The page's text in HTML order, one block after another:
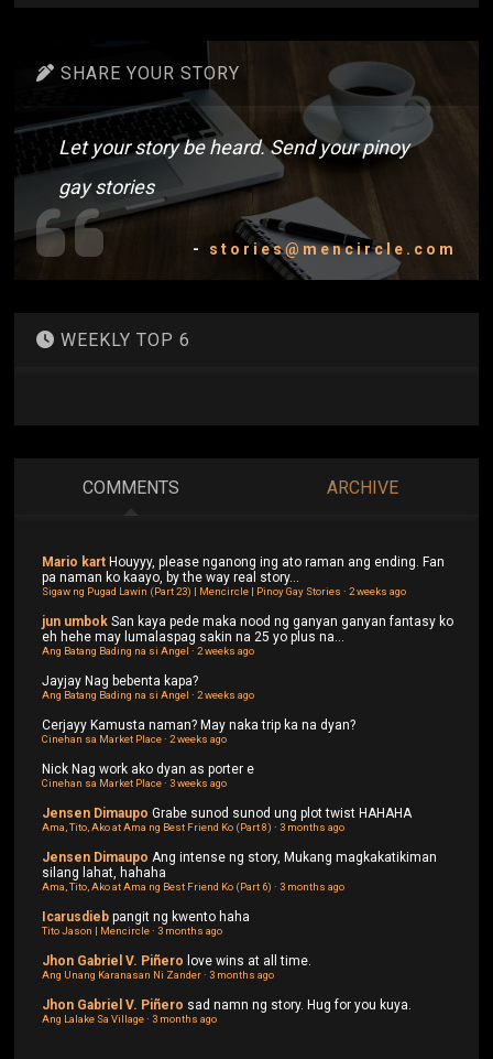
SHARE YOUR STORY
Let your story be heard. Send your pinoy
gay stories
- stories@mencircle.com
WEEKLY TOP 6
COMMENTS ARCHIVE
Mario kart Houyyy, please nganong ing ato raman ang ending. Fan
pa naman ko kaayo, by the way real story...
Sigaw ng Pugad Lawin (Part 23) | Mencircle | Pinoy Gay Stories ·2 weeks ago
jun umbok San kaya pede maka nood ng ganyan ganyan fantasy ko
eh hehe may lumalaspag sakin na 25 yo plus na...
Ang Batang Bading na si Angel ·2 weeks ago
JayjayNag bebenta kapa?
Ang Batang Bading na si Angel ·2 weeks ago
CerjayyKamusta naman? May naka trip ka na dyan?
Cinehan sa Market Place·2 weeks ago
NickNag work ako dyan as porter e
Cinehan sa Market Place·3 weeks ago
Jensen Dimaupo Grabe sunod sunod ung plot twist HAHAHA
Ama, Tito, Ako at Ama ng Best Friend Ko (Part 8) ·3 months ago
Jensen Dimaupo Ang intense ng story, Mukang magkakatikiman
silang lahat, hahaha
Ama, Tito, Ako at Ama ng Best Friend Ko (Part 6) ·3 months ago
Icarusdieb pangit ng kwento haha
Tito Jason | Mencircle·3 months ago
Jhon Gabriel V. Piñero love wins at all time.
Ang Unang Karanasan Ni Zander·3 months ago
Jhon Gabriel V. Piñero sad namn ng story. Hug for you kuya.
Ang Lalake Sa Village·3 months ago